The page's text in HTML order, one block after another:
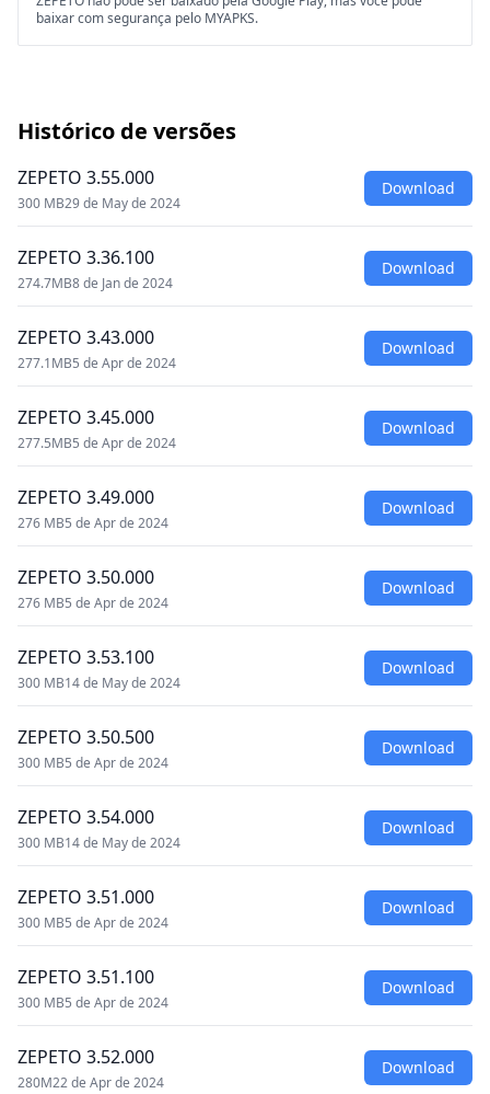
baixar com segurança pelo MYAPKS.
Histórico de versões
ZEPETO 3.55.000
300 MB29 de May de 2024
Download
ZEPETO 3.36.100
274.7MB8 de Jan de 2024
Download
ZEPETO 3.43.000
277.1MB5 de Apr de 2024
Download
ZEPETO 3.45.000
277.5MB5 de Apr de 2024
Download
ZEPETO 3.49.000
276 MB5 de Apr de 2024
Download
ZEPETO 3.50.000
276 MB5 de Apr de 2024
Download
ZEPETO 3.53.100
300 MB14 de May de 2024
Download
ZEPETO 3.50.500
300 MB5 de Apr de 2024
Download
ZEPETO 3.54.000
300 MB14 de May de 2024
Download
ZEPETO 3.51.000
300 MB5 de Apr de 2024
Download
ZEPETO 3.51.100
300 MB5 de Apr de 2024
Download
ZEPETO 3.52.000
280M22 de Apr de 2024
Download